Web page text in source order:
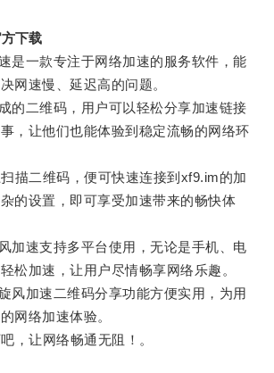
下载
一款专注于网络加速的服务软件，能
网速慢、延迟高的问题。
二维码，用户可以轻松分享加速链接
，让他们也能体验到稳定流畅的网络环
二维码，便可快速连接到xf9.im的加
的设置，即可享受加速带来的畅快体
速支持多平台使用，无论是手机、电
松加速，让用户尽情畅享网络乐趣。
加速二维码分享功能方便实用，为用
网络加速体验。
让网络畅通无阻！。